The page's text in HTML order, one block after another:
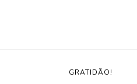
GRATIDÃO!